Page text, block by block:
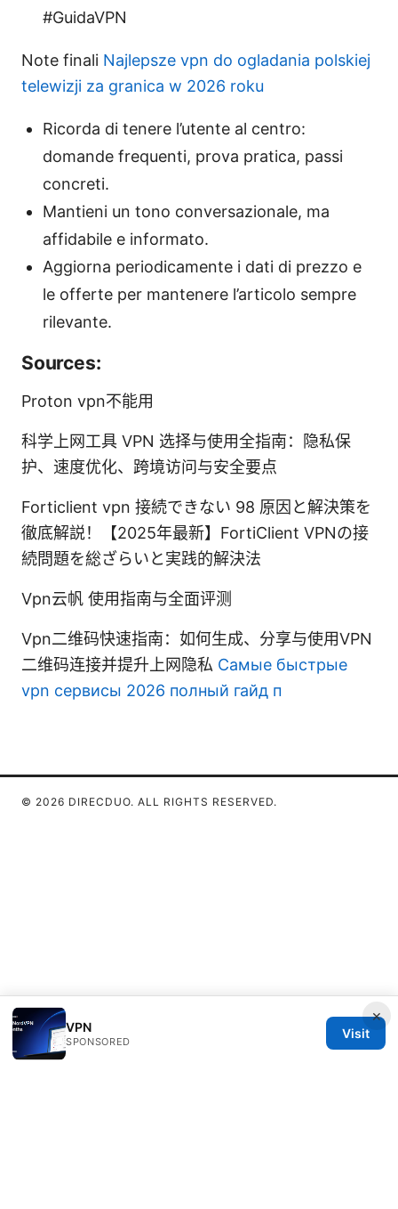
#GuidaVPN
Note finali Najlepsze vpn do ogladania polskiej
telewizji za granica w 2026 roku
Ricorda di tenere l’utente al centro:
domande frequenti, prova pratica, passi
concreti.
Mantieni un tono conversazionale, ma
affidabile e informato.
Aggiorna periodicamente i dati di prezzo e
le offerte per mantenere l’articolo sempre
rilevante.
Sources:
Proton vpn不能用
科学上网工具 VPN 选择与使用全指南：隐私保
护、速度优化、跨境访问与安全要点
Forticlient vpn 接続できない 98 原因と解決策を
徹底解説！【2025年最新】FortiClient VPNの接
続問題を総ざらいと実践的解決法
Vpn云帆 使用指南与全面评测
Vpn二维码快速指南：如何生成、分享与使用VPN
二维码连接并提升上网隐私 Самые быстрые
vpn сервисы 2026 полный гайд п
×
VPN
SPONSORED
Visit
© 2026 DIRECDUO. ALL RIGHTS RESERVED.